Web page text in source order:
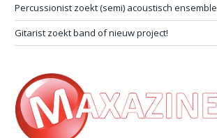
Percussionist zoekt (semi) acoustisch ensemble
Gitarist zoekt band of nieuw project!